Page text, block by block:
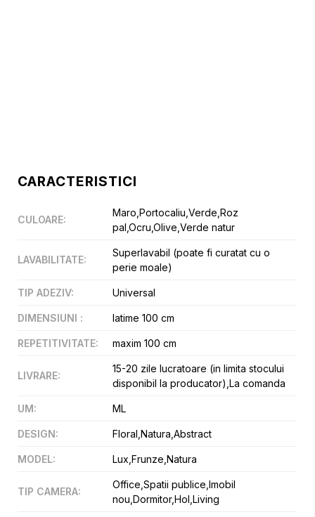
CARACTERISTICI
CULOARE:
Maro,Portocaliu,Verde,Roz
pal,Ocru,Olive,Verde natur
LAVABILITATE:
Superlavabil (poate fi curatat cu o
perie moale)
TIP ADEZIV: Universal
DIMENSIUNI : latime 100 cm
REPETITIVITATE: maxim 100 cm
LIVRARE:
15-20 zile lucratoare (in limita stocului
disponibil la producator),La comanda
UM: ML
DESIGN: Floral,Natura,Abstract
MODEL: Lux,Frunze,Natura
TIP CAMERA:
Office,Spatii publice,Imobil
nou,Dormitor,Hol,Living